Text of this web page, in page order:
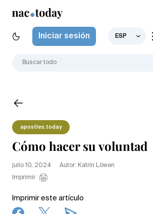
Iniciar sesión ESP
apostles.today
Cómo hacer su voluntad
julio 10, 2024
Autor: Katrin Löwen
Imprimir
Imprimir este artículo